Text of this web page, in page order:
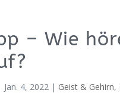
– Wie
Jan. 4, 2022 | Geist & Gehirn,